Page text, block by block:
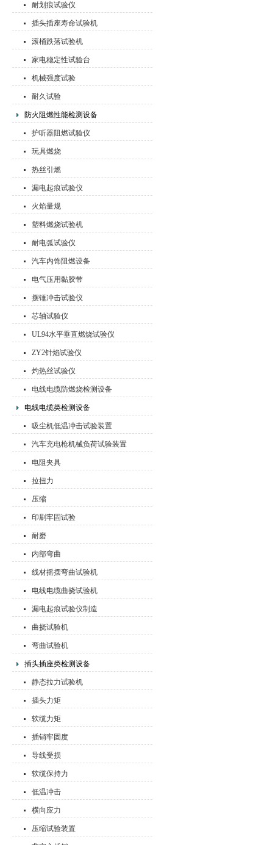
耐划痕试验仪
插头插座寿命试验机
滚桶跌落试验机
家电稳定性试验台
机械强度试验
耐久试验
防火阻燃性能检测设备
护听器阻燃试验仪
玩具燃烧
热丝引燃
漏电起痕试验仪
火焰量规
塑料燃烧试验机
耐电弧试验仪
汽车内饰阻燃设备
电气压用黏胶带
摆锤冲击试验仪
芯轴试验仪
UL94水平垂直燃烧试验仪
ZY2针焰试验仪
灼热丝试验仪
电线电缆防燃烧检测设备
电线电缆类检测设备
吸尘机低温冲击试验装置
汽车充电枪机械负荷试验装置
电阻夹具
拉扭力
压缩
印刷牢固试验
耐磨
内部弯曲
线材摇摆弯曲试验机
电线电缆曲挠试验机
漏电起痕试验仪制造
曲挠试验机
弯曲试验机
插头插座类检测设备
静态拉力试验机
插头力矩
软缆力矩
插销牢固度
导线受损
软缆保持力
低温冲击
横向应力
压缩试验装置